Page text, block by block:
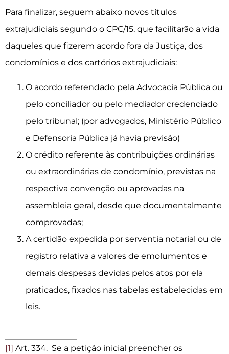
Para finalizar, seguem abaixo novos títulos
extrajudiciais segundo o CPC/15, que facilitarão a vida
daqueles que fizerem acordo fora da Justiça, dos
condomínios e dos cartórios extrajudiciais:
O acordo referendado pela Advocacia Pública ou
pelo conciliador ou pelo mediador credenciado
pelo tribunal; (por advogados, Ministério Público
e Defensoria Pública já havia previsão)
O crédito referente às contribuições ordinárias
ou extraordinárias de condomínio, previstas na
respectiva convenção ou aprovadas na
assembleia geral, desde que documentalmente
comprovadas;
A certidão expedida por serventia notarial ou de
registro relativa a valores de emolumentos e
demais despesas devidas pelos atos por ela
praticados, fixados nas tabelas estabelecidas em
leis.
[1] Art. 334. Se a petição inicial preencher os